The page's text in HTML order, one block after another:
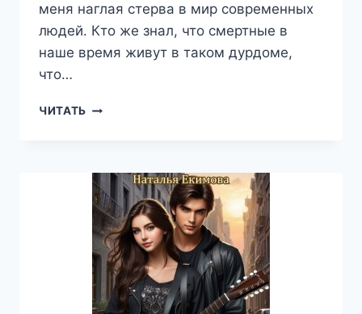
меня наглая стерва в мир современных
людей. Кто же знал, что смертные в
наше время живут в таком дурдоме,
что…
ЧИТАТЬ ДНЕВНИКИ
МЕГАПОЛИСЕ
—
НАТАЛЬЯ
ЕКИМОВА